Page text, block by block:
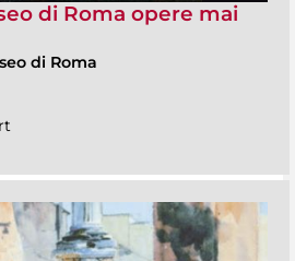
di Roma opere mai
di Roma